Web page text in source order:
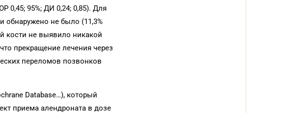
0,45; 95%; ДИ 0,24; 0,85). Для
обнаружено не было (11,3%
кости не выявило никакой
прекращение лечения через
переломов позвонков
Database…), который
приема алендроната в дозе